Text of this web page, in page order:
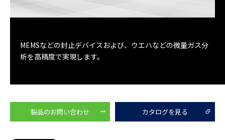
MEMSなどの封止デバイスおよび、ウエハなどの微量ガス分
析を高精度で実現します。
製品のお問い合わせ カタログを見る